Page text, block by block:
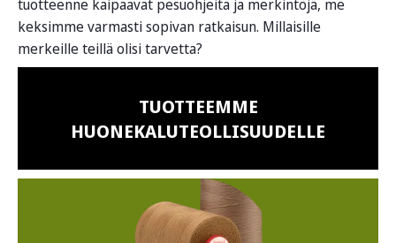
tuotteenne kaipaavat pesuohjeita ja merkintöjä, me
keksimme varmasti sopivan ratkaisun. Millaisille
merkeille teillä olisi tarvetta?
TUOTTEEMME
HUONEKALUTEOLLISUUDELLE